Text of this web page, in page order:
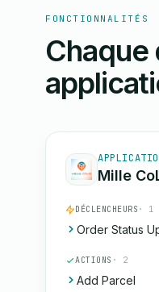
FONCTIONNALITÉS
Chaque
Mille
DÉCLENCHEURS · 1
Order Status
ACTIONS · 2
Add Parcel